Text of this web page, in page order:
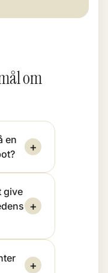
om
en
+
give
+
+